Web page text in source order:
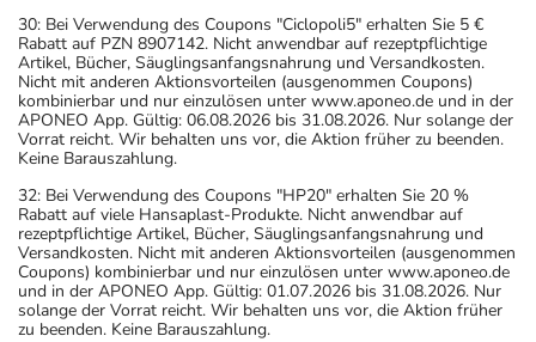
30: Bei Verwendung des Coupons "Ciclopoli5" erhalten Sie 5 €
Rabatt auf PZN 8907142. Nicht anwendbar auf rezeptpflichtige
Artikel, Bücher, Säuglingsanfangsnahrung und Versandkosten.
Nicht mit anderen Aktionsvorteilen (ausgenommen Coupons)
kombinierbar und nur einzulösen unter www.aponeo.de und in der
APONEO App. Gültig: 06.08.2026 bis 31.08.2026. Nur solange der
Vorrat reicht. Wir behalten uns vor, die Aktion früher zu beenden.
Keine Barauszahlung.
32: Bei Verwendung des Coupons "HP20" erhalten Sie 20 %
Rabatt auf viele Hansaplast-Produkte. Nicht anwendbar auf
rezeptpflichtige Artikel, Bücher, Säuglingsanfangsnahrung und
Versandkosten. Nicht mit anderen Aktionsvorteilen (ausgenommen
Coupons) kombinierbar und nur einzulösen unter www.aponeo.de
und in der APONEO App. Gültig: 01.07.2026 bis 31.08.2026. Nur
solange der Vorrat reicht. Wir behalten uns vor, die Aktion früher
zu beenden. Keine Barauszahlung.